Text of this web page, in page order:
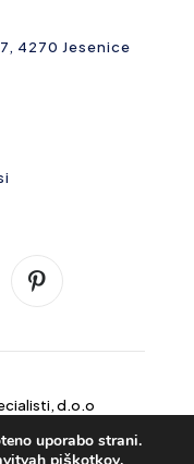
4270 Jesenice
d.o.o
uporabo strani.